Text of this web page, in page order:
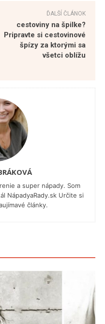
ĎALŠÍ ČLÁNOK
cestoviny na špilke?
Pripravte si cestovinové
špízy za ktorými sa
všetci oblížu
a super nápady. Som
NápadyaRady.sk Určite si
články.